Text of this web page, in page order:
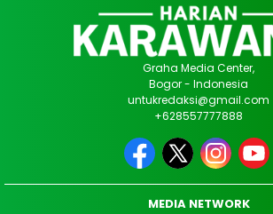
Graha Media Center,
Bogor - Indonesia
untukredaksi@gmail.com
+628557777888
MEDIA NETWORK